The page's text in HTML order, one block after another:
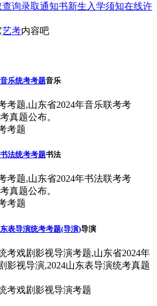
查询录取通知书新生入学须知在线许
艺考内容吧
乐统考考题音乐
考题,山东省2024年音乐联考考
真题公布。
法统考考题书法
考题,山东省2024年书法联考考
真题公布。
表导演统考考题(导演)导演
考戏剧影视导演考题,山东省2024年
影视导演,2024山东表导演统考真题